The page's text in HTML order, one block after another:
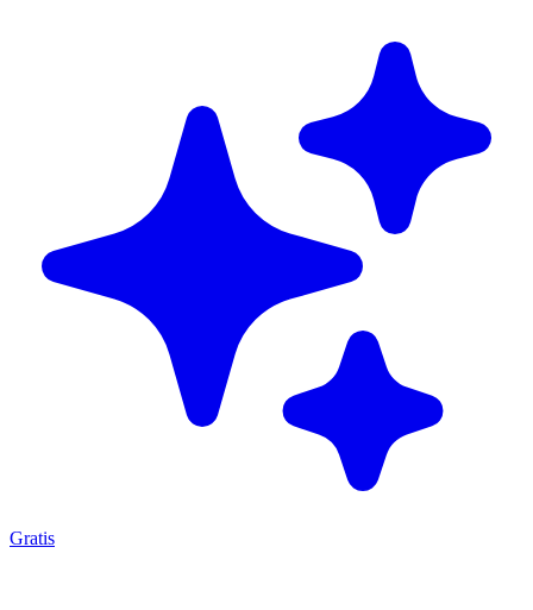
Gratis